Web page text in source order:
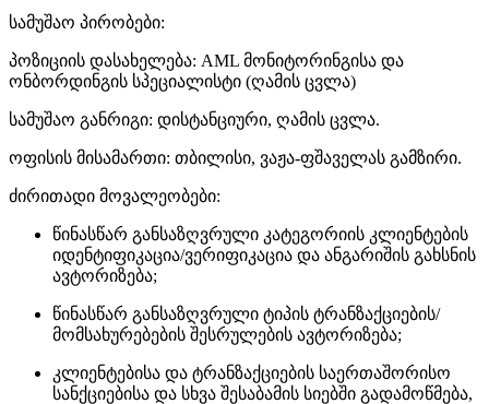
სამუშაო პირობები:
პოზიციის დასახელება: AML მონიტორინგისა და
ონბორდინგის სპეციალისტი (ღამის ცვლა)
სამუშაო განრიგი: დისტანციური, ღამის ცვლა.
ოფისის მისამართი: თბილისი, ვაჟა-ფშაველას გამზირი.
ძირითადი მოვალეობები:
წინასწარ განსაზღვრული კატეგორიის კლიენტების
იდენტიფიკაცია/ვერიფიკაცია და ანგარიშის გახსნის
ავტორიზება;
წინასწარ განსაზღვრული ტიპის ტრანზაქციების/
მომსახურებების შესრულების ავტორიზება;
კლიენტებისა და ტრანზაქციების საერთაშორისო
სანქციებისა და სხვა შესაბამის სიებში გადამოწმება,